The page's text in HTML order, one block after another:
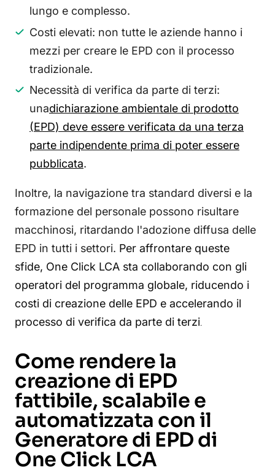
lungo e complesso.
Costi elevati: non tutte le aziende hanno i
mezzi per creare le EPD con il processo
tradizionale.
Necessità di verifica da parte di terzi:
unadichiarazione ambientale di prodotto
(EPD) deve essere verificata da una terza
parte indipendente prima di poter essere
pubblicata.
Inoltre, la navigazione tra standard diversi e la
formazione del personale possono risultare
macchinosi, ritardando l'adozione diffusa delle
EPD in tutti i settori. Per affrontare queste
sfide, One Click LCA sta collaborando con gli
operatori del programma globale, riducendo i
costi di creazione delle EPD e accelerando il
processo di verifica da parte di terzi.
Come rendere la
creazione di EPD
fattibile, scalabile e
automatizzata con il
Generatore di EPD di
One Click LCA